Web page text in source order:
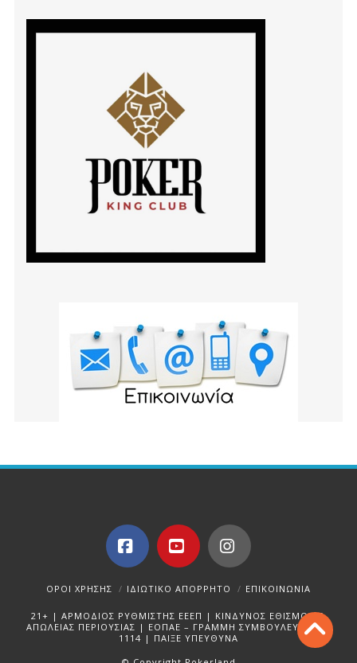
FacebookYouTubeInstagram
ΌΡΟΙ ΧΡΉΣΗΣ ΙΔΙΩΤΙΚΌ ΑΠΌΡΡΗΤΟ ΕΠΙΚΟΙΝΩΝΊΑ
21+ | ΑΡΜΟΔΙΟΣ ΡΥΘΜΙΣΤΗΣ ΕΕΕΠ | ΚΙΝΔΥΝΟΣ ΕΘΙΣΜΟΥ &
ΑΠΩΛΕΙΑΣ ΠΕΡΙΟΥΣΙΑΣ | ΕΟΠΑΕ – ΓΡΑΜΜΗ ΣΥΜΒΟΥΛΕΥΤΙΚΗΣ:
1114 | ΠΑΙΞΕ ΥΠΕΥΘΥΝΑ